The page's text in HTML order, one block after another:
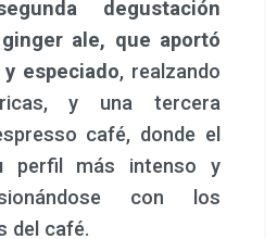
y raíz de naranjo
tradición repostera
a los aromas cítricos
llegó con un brindis
con la música de
el Momento
aplausos y
general de que la